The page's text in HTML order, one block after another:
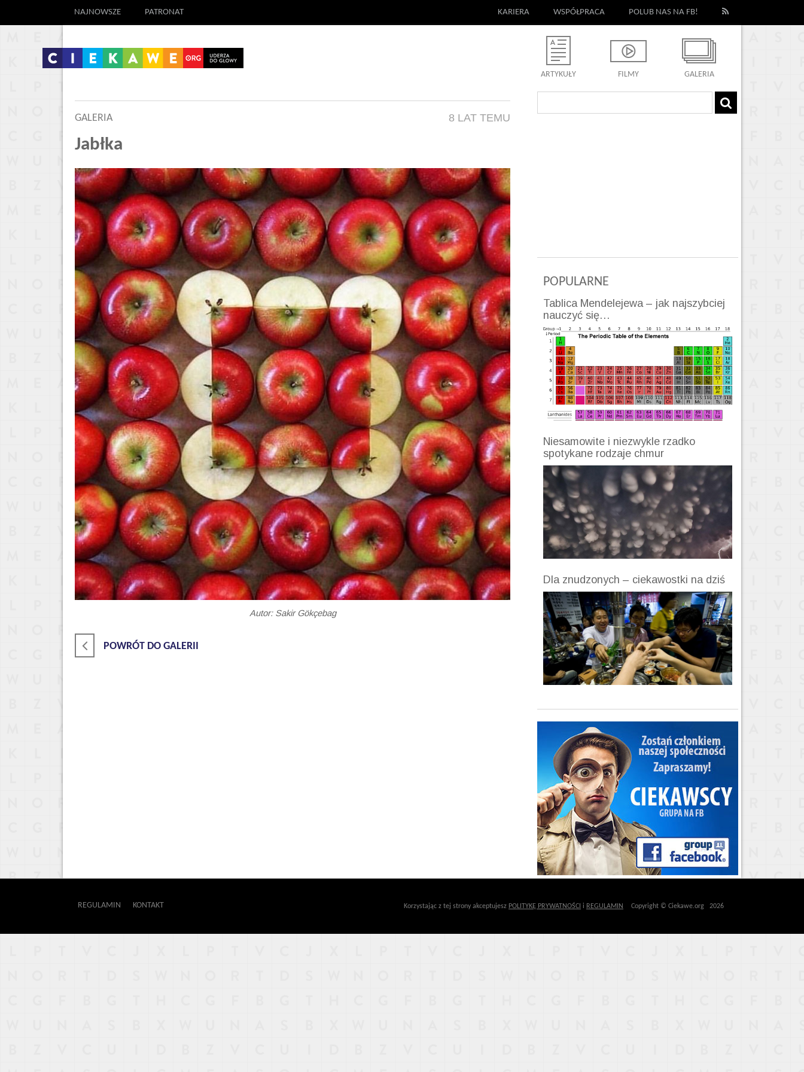
NAJNOWSZE PATRONAT KARIERA WSPÓŁPRACA POLUB NAS NA FB!
ARTYKUŁY FILMY GALERIA
GALERIA 8 LAT TEMU
Jabłka
Autor: Sakir Gökçebag
POWRÓT DO GALERII
POPULARNE
Tablica Mendelejewa – jak najszybciej
nauczyć się…
Niesamowite i niezwykle rzadko
spotykane rodzaje chmur
Dla znudzonych – ciekawostki na dziś
REGULAMIN KONTAKT Korzystając z tej strony akceptujesz POLITYKĘ PRYWATNOŚCI i REGULAMIN Copyright © Ciekawe.org 2026